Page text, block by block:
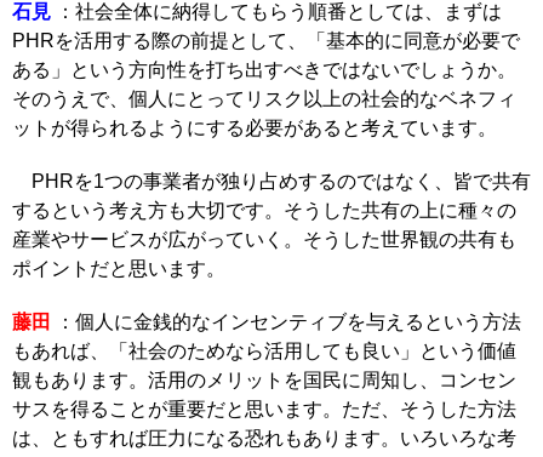
石見
：社会全体に納得してもらう順番としては、まずは
PHRを活用する際の前提として、「基本的に同意が必要で
ある」という方向性を打ち出すべきではないでしょうか。
そのうえで、個人にとってリスク以上の社会的なベネフィ
ットが得られるようにする必要があると考えています。
PHRを1つの事業者が独り占めするのではなく、皆で共有
するという考え方も大切です。そうした共有の上に種々の
産業やサービスが広がっていく。そうした世界観の共有も
ポイントだと思います。
藤田
：個人に金銭的なインセンティブを与えるという方法
もあれば、「社会のためなら活用しても良い」という価値
観もあります。活用のメリットを国民に周知し、コンセン
サスを得ることが重要だと思います。ただ、そうした方法
は、ともすれば圧力になる恐れもあります。いろいろな考